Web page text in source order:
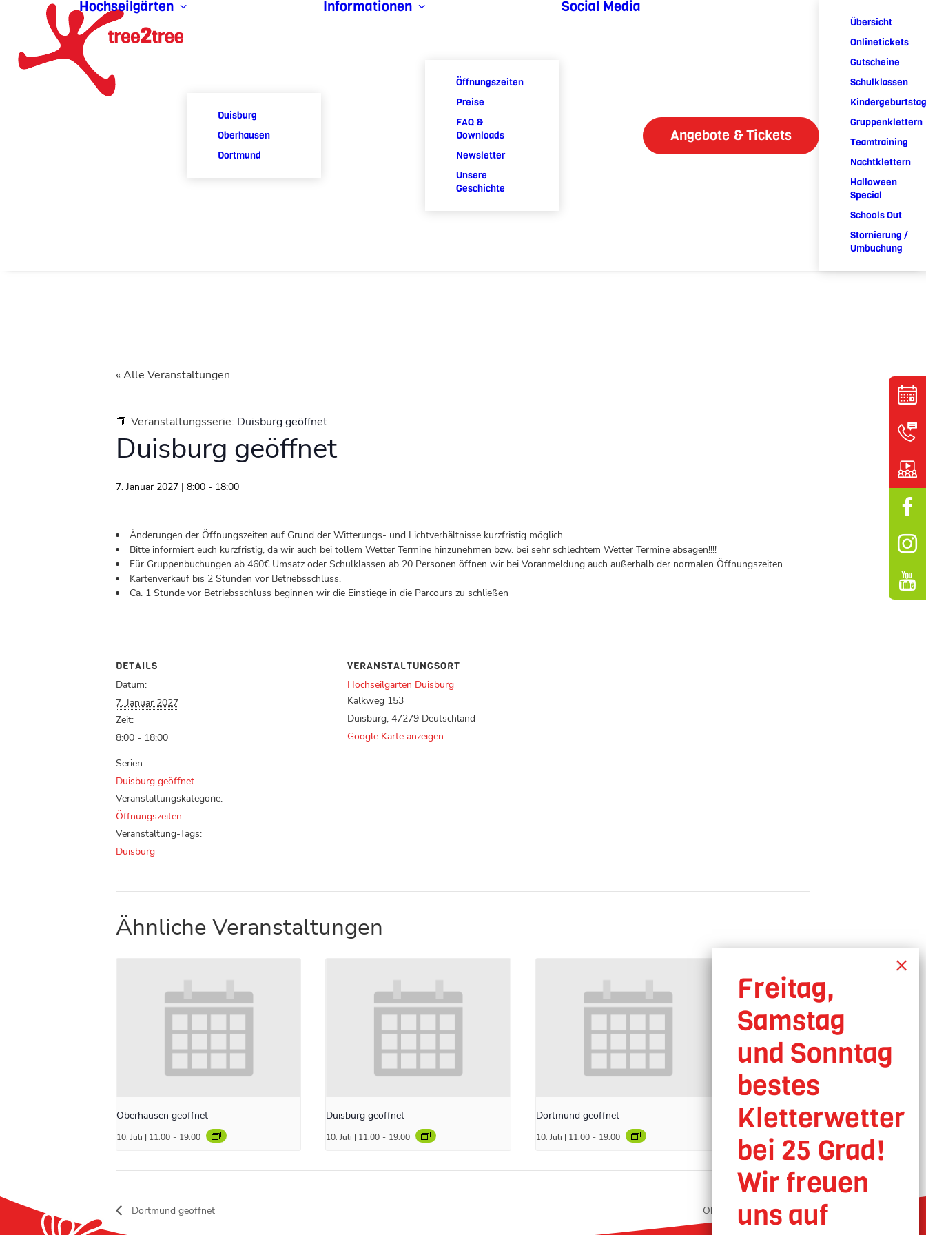
Hochseilgärten
Duisburg
Oberhausen
Dortmund
Informationen
Öffnungszeiten
Preise
FAQ &
Downloads
Newsletter
Unsere
Geschichte
Social Media
Angebote & Tickets
Übersicht
Onlinetickets
Gutscheine
Schulklassen
Kindergeburtstag
Gruppenklettern
Teamtraining
Nachtklettern
Halloween
Special
Schools Out
Stornierung /
Umbuchung
« Alle Veranstaltungen
Veranstaltungsserie: Duisburg geöffnet
Duisburg geöffnet
7. Januar 2027 | 8:00 - 18:00
Änderungen der Öffnungszeiten auf Grund der Witterungs- und Lichtverhältnisse kurzfristig möglich.
Bitte informiert euch kurzfristig, da wir auch bei tollem Wetter Termine hinzunehmen bzw. bei sehr schlechtem Wetter Termine absagen!!!!
Für Gruppenbuchungen ab 460€ Umsatz oder Schulklassen ab 20 Personen öffnen wir bei Voranmeldung auch außerhalb der normalen Öffnungszeiten.
Kartenverkauf bis 2 Stunden vor Betriebsschluss.
Ca. 1 Stunde vor Betriebsschluss beginnen wir die Einstiege in die Parcours zu schließen
DETAILS
Datum:
7. Januar 2027
Zeit:
8:00 - 18:00
Serien:
Duisburg geöffnet
Veranstaltungskategorie:
Öffnungszeiten
Veranstaltung-Tags:
Duisburg
VERANSTALTUNGSORT
Hochseilgarten Duisburg
Kalkweg 153
Duisburg, 47279 Deutschland
Google Karte anzeigen
Ähnliche Veranstaltungen
Oberhausen geöffnet
10. Juli | 11:00 - 19:00
Duisburg geöffnet
10. Juli | 11:00 - 19:00
Dortmund geöffnet
10. Juli | 11:00 - 19:00
Dortmund geöffnet Oberhausen geöffnet